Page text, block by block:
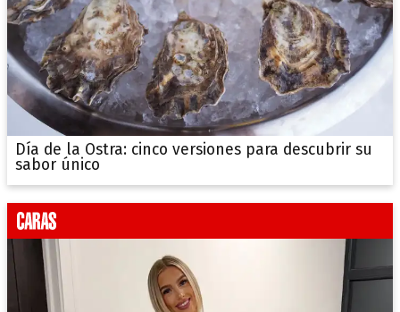
Día de la Ostra: cinco versiones para descubrir su
sabor único